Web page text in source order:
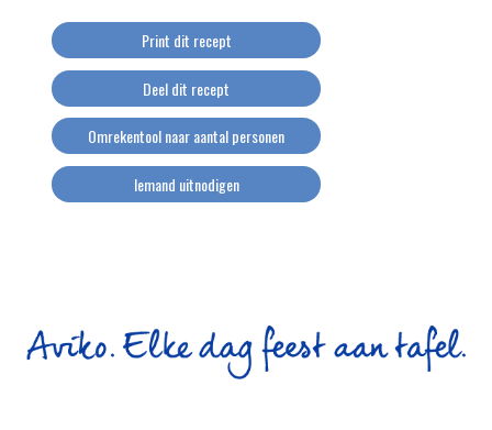
Print dit recept
Deel dit recept
Omrekentool naar aantal personen
Iemand uitnodigen